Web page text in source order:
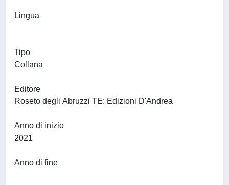
Lingua
Tipo
Collana
Editore
Anno di inizio
Anno di fine